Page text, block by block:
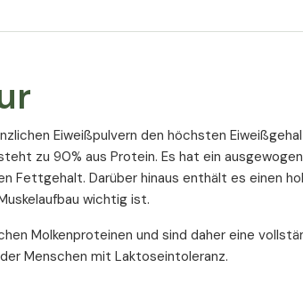
Eiweißpulvern den höchsten
zu 90% aus Protein. Es hat ein
Fettgehalt. Darüber hinaus enthält es einen
wichtig ist.
Molkenproteinen und sind daher eine
Menschen mit Laktoseintoleranz.